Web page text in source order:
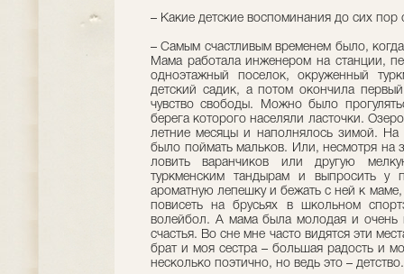
– Какие детские воспоминания до сих пор
– Самым счастливым временем было,
Мама работала инженером на станции,
одноэтажный поселок, окруженный
детский садик, а потом окончила
чувство свободы. Можно было
берега которого населяли ласточки.
летние месяцы и наполнялось зимой.
было поймать мальков. Или, несмотря на
ловить варанчиков или другую
туркменским тандырам и выпросить у
ароматную лепешку и бежать с ней к
повисеть на брусьях в школьном
волейбол. А мама была молодая и очень
счастья. Во сне мне часто видятся эти
брат и моя сестра – большая радость и
несколько поэтично, но ведь это – детство.